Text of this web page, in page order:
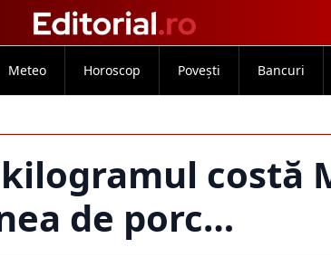
Meteo Horoscop Povești Bancuri
costă
de porc…